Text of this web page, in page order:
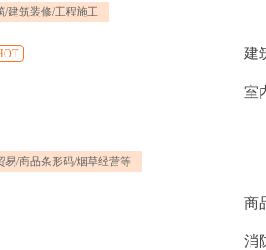
/建筑装修/工程施工
建
室
易/商品条形码/烟草经营等
商
消